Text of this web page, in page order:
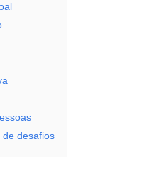
desafios